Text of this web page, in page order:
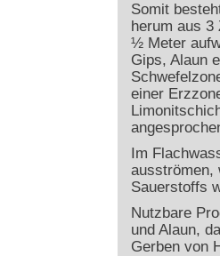
Somit
herum aus 3
½ Meter
Gips, Alaun
einer
Im
ausströmen,
Sauerstoffs
Nutzbare
und Alaun,
Gerben von